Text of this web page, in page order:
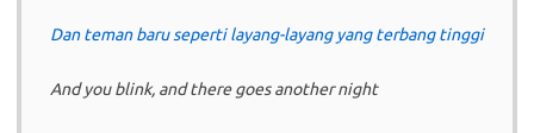
Dan teman baru seperti layang-layang yang terbang tinggi
And you blink, and there goes another night